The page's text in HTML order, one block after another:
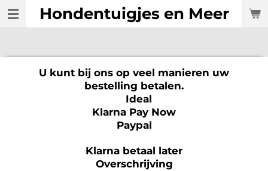
Ga
direct
hoofdinhoud
Hondentuigjes en Meer
U kunt bij ons op veel manieren uw
bestelling betalen.
Ideal
Klarna Pay Now
Paypal
Klarna betaal later
Overschrijving